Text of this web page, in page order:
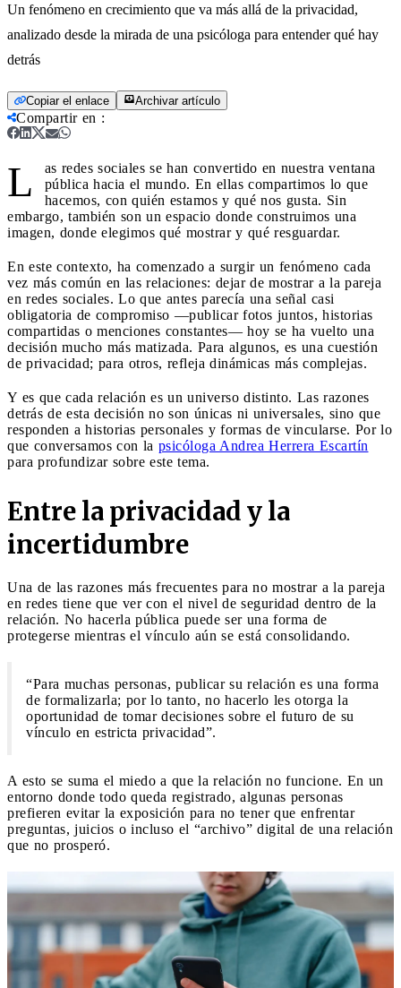
Un fenómeno en crecimiento que va más allá de la privacidad,
analizado desde la mirada de una psicóloga para entender qué hay
detrás
Copiar el enlace Archivar artículo
Compartir en :
L
as redes sociales se han convertido en nuestra ventana
pública hacia el mundo. En ellas compartimos lo que
hacemos, con quién estamos y qué nos gusta. Sin
embargo, también son un espacio donde construimos una
imagen, donde elegimos qué mostrar y qué resguardar.
En este contexto, ha comenzado a surgir un fenómeno cada
vez más común en las relaciones: dejar de mostrar a la pareja
en redes sociales. Lo que antes parecía una señal casi
obligatoria de compromiso —publicar fotos juntos, historias
compartidas o menciones constantes— hoy se ha vuelto una
decisión mucho más matizada. Para algunos, es una cuestión
de privacidad; para otros, refleja dinámicas más complejas.
Y es que cada relación es un universo distinto. Las razones
detrás de esta decisión no son únicas ni universales, sino que
responden a historias personales y formas de vincularse. Por lo
que conversamos con la psicóloga Andrea Herrera Escartín
para profundizar sobre este tema.
Entre la privacidad y la
incertidumbre
Una de las razones más frecuentes para no mostrar a la pareja
en redes tiene que ver con el nivel de seguridad dentro de la
relación. No hacerla pública puede ser una forma de
protegerse mientras el vínculo aún se está consolidando.
“Para muchas personas, publicar su relación es una forma
de formalizarla; por lo tanto, no hacerlo les otorga la
oportunidad de tomar decisiones sobre el futuro de su
vínculo en estricta privacidad”.
A esto se suma el miedo a que la relación no funcione. En un
entorno donde todo queda registrado, algunas personas
prefieren evitar la exposición para no tener que enfrentar
preguntas, juicios o incluso el “archivo” digital de una relación
que no prosperó.